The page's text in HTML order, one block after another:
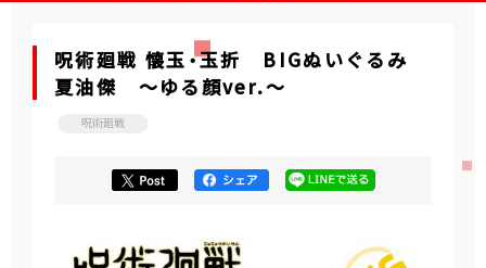
呪術廻戦 懐玉・玉折 BIGぬいぐるみ
夏油傑 ～ゆる顔ver.～
呪術廻戦